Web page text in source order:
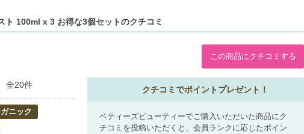
ト 100ml x 3 お得な3個セットのクチコミ
この商品にクチコミする
全20件
ニック
クチコミでポイントプレゼント！
ベティーズビューティーでご購入いただいた商品にク
チコミを投稿いただくと、会員ランクに応じたポイン